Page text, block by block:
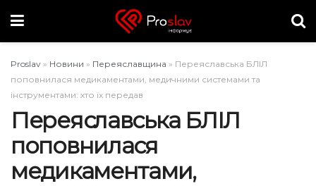
Proslav » Новини » Переяславщина » Переяславська БЛІЛ
поповнилася медикаментами, медичними системами та
інструментами: хто їх передав
Переяславська БЛІЛ
поповнилася
медикаментами,